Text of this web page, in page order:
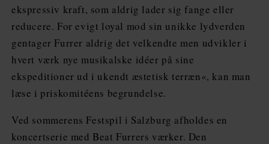
ekspressiv kraft, som aldrig lader sig fange eller
reducere. For evigt loyal mod sin unikke lydverden
gentager Furrer aldrig det velkendte men udvikler i
hvert værk nye musikalske idéer på sine
ekspeditioner ud i ukendt æstetisk terræn«, kan man
læse i priskomitéens begrundelse.
Ved sommerens Festspil i Salzburg afholdes en
koncertserie med Beat Furrers værker. Den